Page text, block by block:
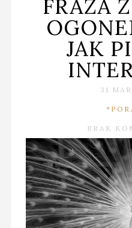
FRAZA
JAK
31
BRAK